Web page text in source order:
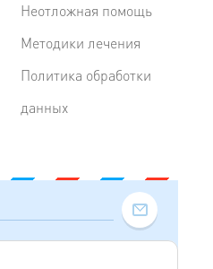
Неотложная помощь
Методики лечения
Политика обработки
данных